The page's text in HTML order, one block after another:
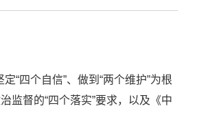
“四个自信”、做到“两个维护”为根
监督的“四个落实”要求，以及《中